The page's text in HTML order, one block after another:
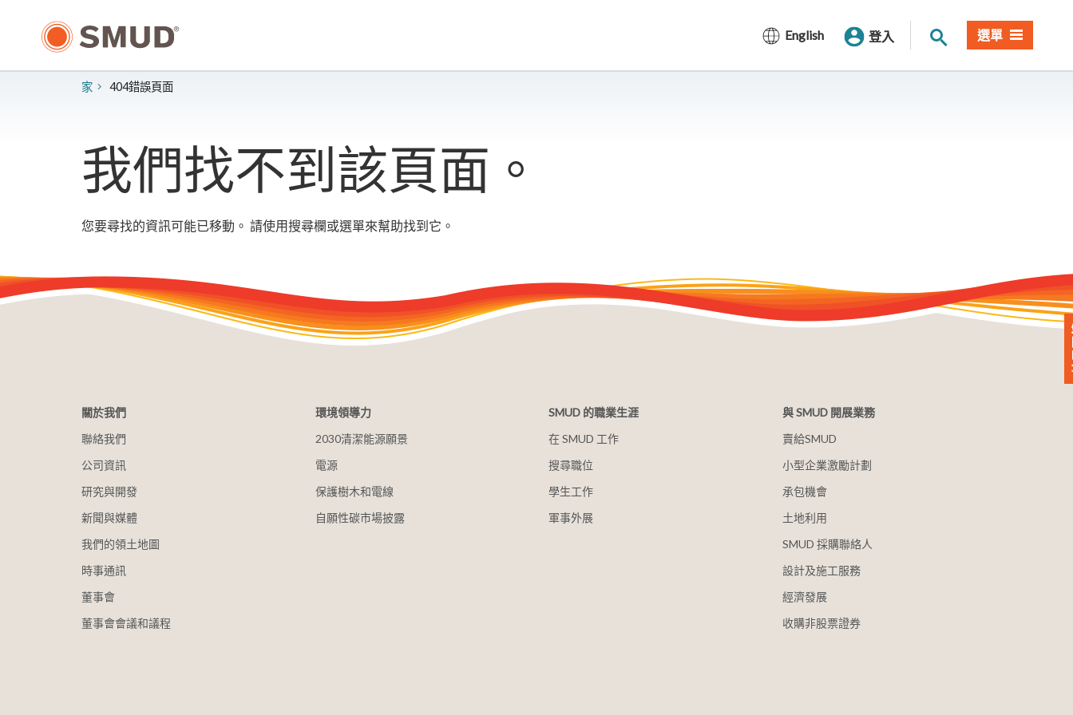
English 登入 站內搜尋選單
家 404錯誤頁面
我們找不到該頁面。
您要尋找的資訊可能已移動。 請使用搜尋欄或選單來幫助找到它。
關於我們
聯絡我們
公司資訊
研究與開發
新聞與媒體
我們的領土地圖
時事通訊
董事會
董事會會議和議程
環境領導力
2030清潔能源願景
電源
保護樹木和電線
自願性碳市場披露
SMUD 的職業生涯
在 SMUD 工作
搜尋職位
學生工作
軍事外展
與 SMUD 開展業務
賣給SMUD
小型企業激勵計劃
承包機會
土地利用
SMUD 採購聯絡人
設計及施工服務
經濟發展
收購非股票證券